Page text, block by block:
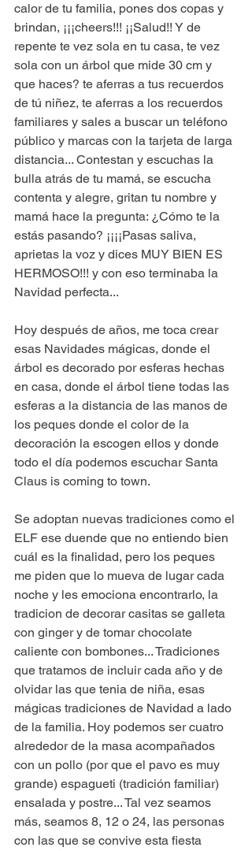
calor de tu familia, pones dos copas y
brindan, ¡¡¡cheers!!! ¡¡Salud!! Y de
repente te vez sola en tu casa, te vez
sola con un árbol que mide 30 cm y
que haces? te aferras a tus recuerdos
de tú niñez, te aferras a los recuerdos
familiares y sales a buscar un teléfono
público y marcas con la tarjeta de larga
distancia... Contestan y escuchas la
bulla atrás de tu mamá, se escucha
contenta y alegre, gritan tu nombre y
mamá hace la pregunta: ¿Cómo te la
estás pasando? ¡¡¡¡Pasas saliva,
aprietas la voz y dices MUY BIEN ES
HERMOSO!!! y con eso terminaba la
Navidad perfecta...
Hoy después de años, me toca crear
esas Navidades mágicas, donde el
árbol es decorado por esferas hechas
en casa, donde el árbol tiene todas las
esferas a la distancia de las manos de
los peques donde el color de la
decoración la escogen ellos y donde
todo el día podemos escuchar Santa
Claus is coming to town.
Se adoptan nuevas tradiciones como el
ELF ese duende que no entiendo bien
cuál es la finalidad, pero los peques
me piden que lo mueva de lugar cada
noche y les emociona encontrarlo, la
tradicion de decorar casitas se galleta
con ginger y de tomar chocolate
caliente con bombones... Tradiciones
que tratamos de incluir cada año y de
olvidar las que tenia de niña, esas
mágicas tradiciones de Navidad a lado
de la familia. Hoy podemos ser cuatro
alrededor de la masa acompañados
con un pollo (por que el pavo es muy
grande) espagueti (tradición familiar)
ensalada y postre... Tal vez seamos
más, seamos 8, 12 o 24, las personas
con las que se convive esta fiesta